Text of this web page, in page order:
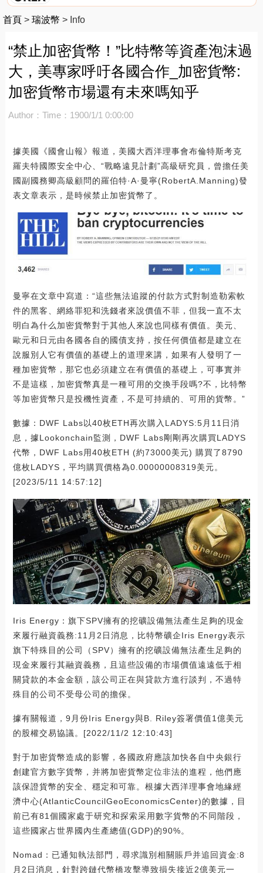
首頁 > 瑞波幣 > Info
“禁止加密貨幣！”比特幣等資產泡沫過
大，美專家呼吁各國合作_加密貨幣:
加密貨幣市場還有未來嗎知乎
Author： Time：1900/1/1 0:00:00
據美國《國會山報》報道，美國大西洋理事會布倫特斯考克
羅夫特國際安全中心、“戰略遠見計劃”高級研究員，曾擔任美
國副國務卿高級顧問的羅伯特·A·曼寧(RobertA.Manning)發
表文章表示，是時候禁止加密貨幣了。
曼寧在文章中寫道：“這些無法追蹤的付款方式對制造勒索軟
件的黑客、網絡罪犯和洗錢者來說價值不菲，但我一直不太
明白為什么加密貨幣對于其他人來說也同樣有價值。美元、
歐元和日元由各國各自的國債支持，按任何價值都是建立在
說服別人它有價值的基礎上的道理來講，如果有人發明了一
種加密貨幣，那它也必須建立在有價值的基礎上，可事實并
不是這樣，加密貨幣真是一種可用的交換手段嗎?不，比特幣
等加密貨幣只是投機性資產，不是可持續的、可用的貨幣。”
數據：DWF Labs以40枚ETH再次購入LADYS:5月11日消
息，據Lookonchain監測，DWF Labs剛剛再次購買LADYS
代幣，DWF Labs用40枚ETH (約73000美元) 購買了8790
億枚LADYS，平均購買價格為0.00000008319美元。
[2023/5/11 14:57:12]
Iris Energy：旗下SPV擁有的挖礦設備無法產生足夠的現金
來履行融資義務:11月2日消息，比特幣礦企Iris Energy表示
旗下特殊目的公司（SPV）擁有的挖礦設備無法產生足夠的
現金來履行其融資義務，且這些設備的市場價值遠遠低于相
關貸款的本金金額，該公司正在與貸款方進行談判，不過特
殊目的公司不受母公司的擔保。
據有關報道，9月份Iris Energy與B. Riley簽署價值1億美元
的股權交易協議。[2022/11/2 12:10:43]
對于加密貨幣造成的影響，各國政府應該加快各自中央銀行
創建官方數字貨幣，并將加密貨幣定位非法的進程，他們應
該保證貨幣的安全、穩定和可靠。根據大西洋理事會地緣經
濟中心(AtlanticCouncilGeoEconomicsCenter)的數據，目
前已有81個國家處于研究和探索采用數字貨幣的不同階段，
這些國家占世界國內生產總值(GDP)的90%。
Nomad：已通知執法部門，尋求識別相關賬戶并追回資金:8
月2日消息，針對跨鏈代幣橋攻擊導致損失接近2億美元一